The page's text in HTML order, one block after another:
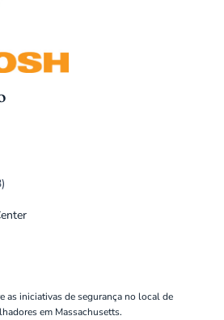
as iniciativas de segurança no local de
em Massachusetts.